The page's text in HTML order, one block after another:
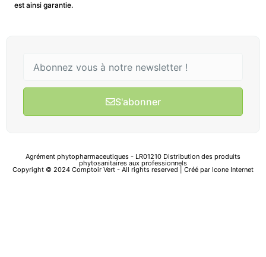
est ainsi garantie.
S'abonner
Agrément phytopharmaceutiques - LR01210 Distribution des produits
phytosanitaires aux professionnels
Copyright © 2024 Comptoir Vert - All rights reserved | Créé par Icone Internet